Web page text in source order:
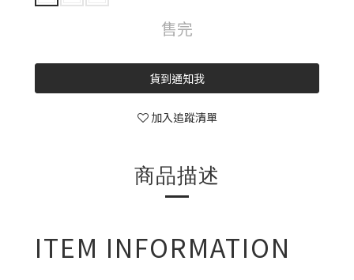
售完
貨到通知我
加入追蹤清單
商品描述
ITEM INFORMATION